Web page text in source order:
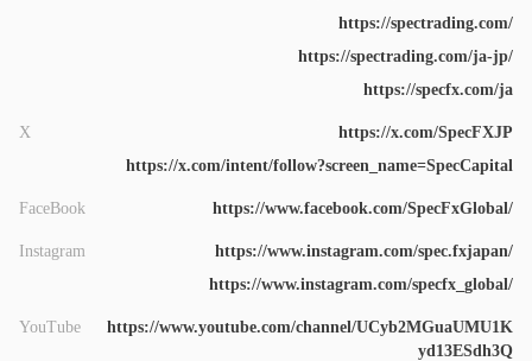
https://spectrading.com/
https://spectrading.com/ja-jp/
https://specfx.com/ja
X
https://x.com/SpecFXJP
https://x.com/intent/follow?screen_name=SpecCapital
FaceBook https://www.facebook.com/SpecFxGlobal/
Instagram
https://www.instagram.com/spec.fxjapan/
https://www.instagram.com/specfx_global/
YouTube
https://www.youtube.com/channel/UCyb2MGuaUMU1K
yd13ESdh3Q